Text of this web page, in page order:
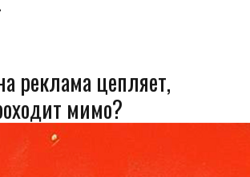
реклама цепляет,
мимо?